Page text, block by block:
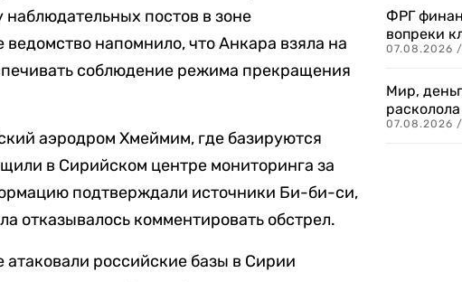
наблюдательных постов в зоне
напомнило, что Анкара взяла на
соблюдение режима прекращения
аэродром Хмеймим, где базируются
в Сирийском центре мониторинга за
подтверждали источники Би-би-си,
отказывалось комментировать обстрел.
ФРГ
вопреки
07.08.2026
Мир,
07.08.2026